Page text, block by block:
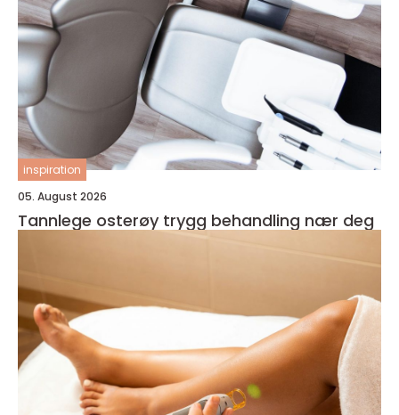
inspiration
05. August 2026
Tannlege osterøy trygg behandling nær deg